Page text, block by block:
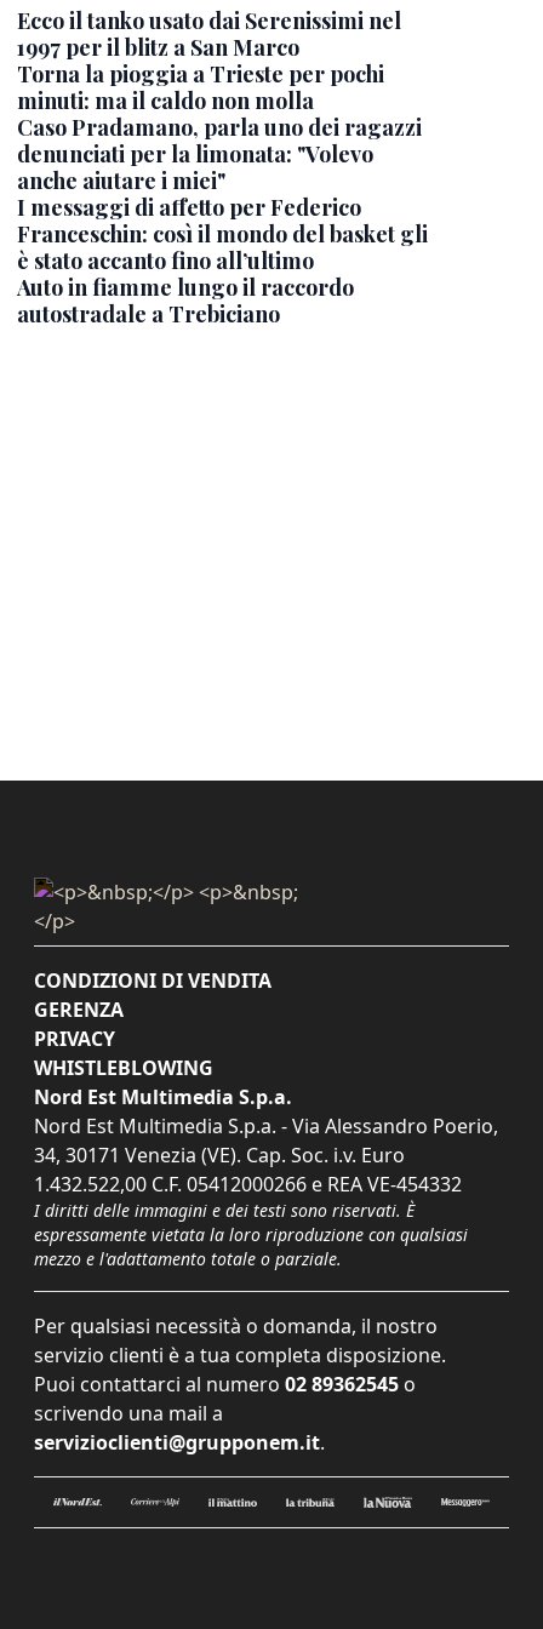
Ecco il tanko usato dai Serenissimi nel
1997 per il blitz a San Marco
Torna la pioggia a Trieste per pochi
minuti: ma il caldo non molla
Caso Pradamano, parla uno dei ragazzi
denunciati per la limonata: "Volevo
anche aiutare i miei"
I messaggi di affetto per Federico
Franceschin: così il mondo del basket gli
è stato accanto fino all’ultimo
Auto in fiamme lungo il raccordo
autostradale a Trebiciano
CONDIZIONI DI VENDITA
GERENZA
PRIVACY
WHISTLEBLOWING
Nord Est Multimedia S.p.a.
Nord Est Multimedia S.p.a. - Via Alessandro Poerio,
34, 30171 Venezia (VE). Cap. Soc. i.v. Euro
1.432.522,00 C.F. 05412000266 e REA VE-454332
I diritti delle immagini e dei testi sono riservati. È
espressamente vietata la loro riproduzione con qualsiasi
mezzo e l'adattamento totale o parziale.
Per qualsiasi necessità o domanda, il nostro
servizio clienti è a tua completa disposizione.
Puoi contattarci al numero 02 89362545 o
scrivendo una mail a
servizioclienti@grupponem.it.